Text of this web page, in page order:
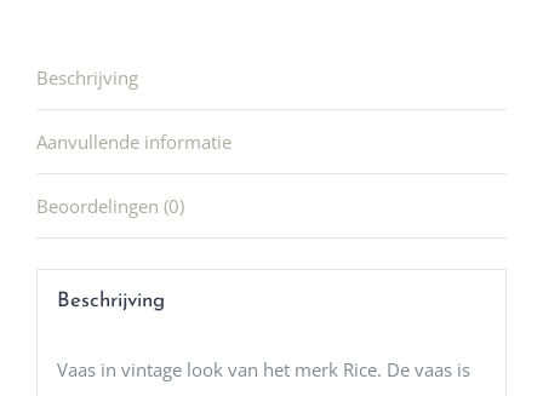
Beschrijving
Aanvullende informatie
Beoordelingen (0)
Beschrijving
Vaas in vintage look van het merk Rice. De vaas is